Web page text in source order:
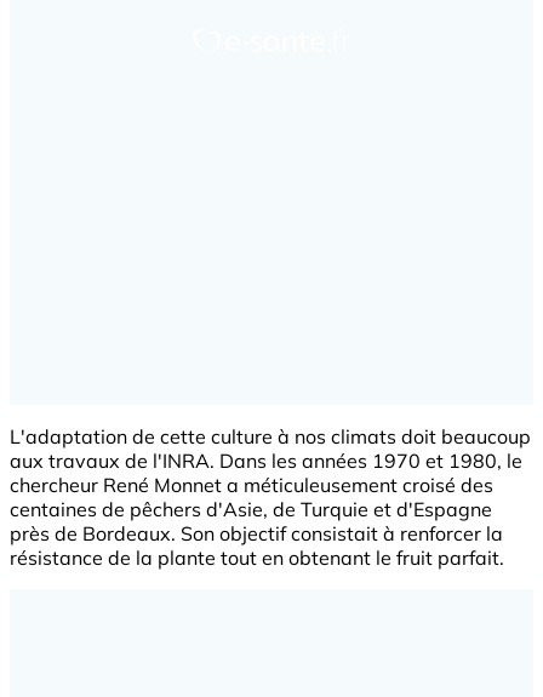
L'adaptation de cette culture à nos climats doit beaucoup
aux travaux de l'INRA. Dans les années 1970 et 1980, le
chercheur René Monnet a méticuleusement croisé des
centaines de pêchers d'Asie, de Turquie et d'Espagne
près de Bordeaux. Son objectif consistait à renforcer la
résistance de la plante tout en obtenant le fruit parfait.